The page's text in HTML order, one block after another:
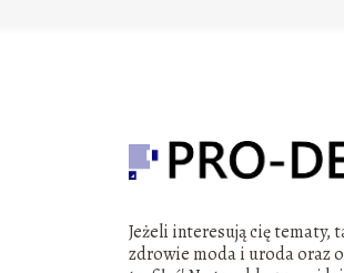
Jeżeli interesują cię tematy,
zdrowie moda i uroda oraz